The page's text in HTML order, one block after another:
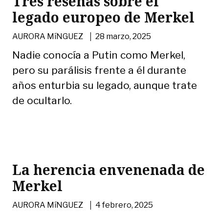
legado europeo de Merkel
AURORA MíNGUEZ |28 marzo, 2025
Nadie conocía a Putin como Merkel,
pero su parálisis frente a él durante
años enturbia su legado, aunque trate
de ocultarlo.
La herencia envenenada de
Merkel
AURORA MíNGUEZ | 4 febrero, 2025